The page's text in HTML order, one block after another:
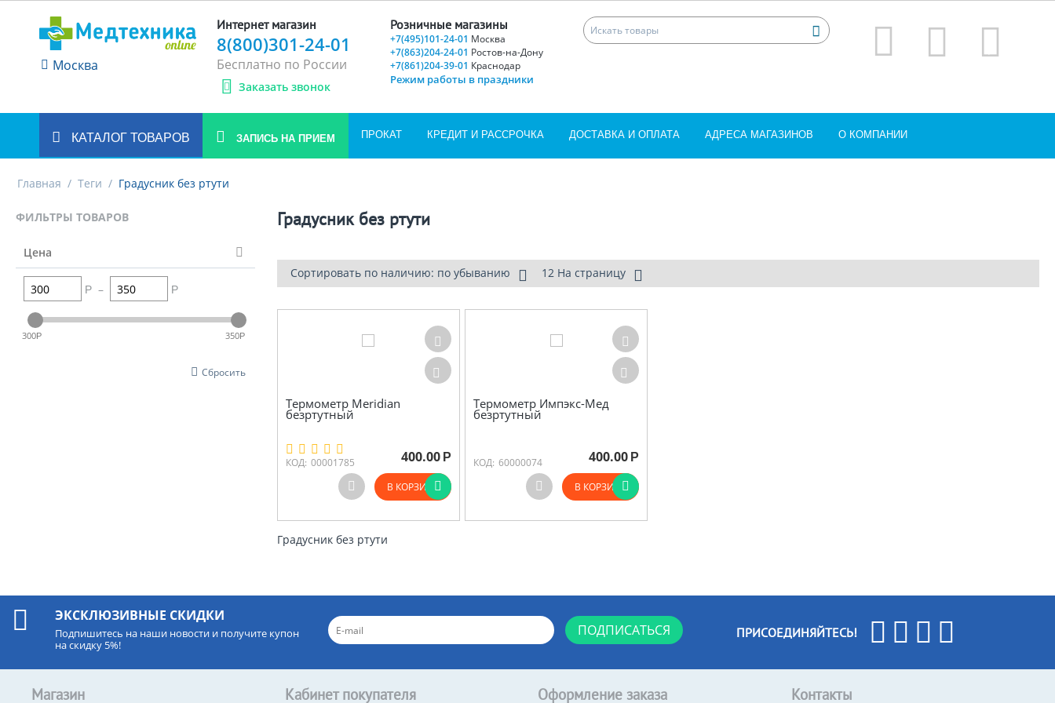
Москва
Интернет магазин
8(800)301-24-01
Бесплатно по России
Заказать звонок
Розничные магазины
+7(495)101-24-01 Москва
+7(863)204-24-01 Ростов-на-Дону
+7(861)204-39-01 Краснодар
Режим работы в праздники
КАТАЛОГ ТОВАРОВ ЗАПИСЬ НА ПРИЕМ ПРОКАТ КРЕДИТ И РАССРОЧКА ДОСТАВКА И ОПЛАТА АДРЕСА МАГАЗИНОВ О КОМПАНИИ
Главная / Теги / Градусник без ртути
ФИЛЬТРЫ ТОВАРОВ
Цена
Р – Р
300Р 350Р
Сбросить
Градусник без ртути
Сортировать по наличию: по убыванию 12 На страницу
Термометр Meridian
безртутный
КОД: 00001785 400.00 Р
В КОРЗИНУ
Термометр Импэкс-Мед
безртутный
КОД: 60000074 400.00 Р
В КОРЗИНУ
Градусник без ртути
ЭКСКЛЮЗИВНЫЕ СКИДКИ
Подпишитесь на наши новости и получите купон
на скидку 5%!
ПОДПИСАТЬСЯ ПРИСОЕДИНЯЙТЕСЬ!
Магазин Кабинет покупателя Оформление заказа Контакты